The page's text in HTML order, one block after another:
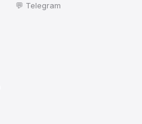
💬 Telegram